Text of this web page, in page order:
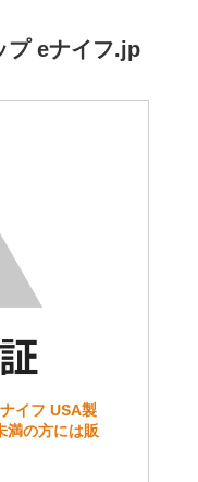
プ eナイフ.jp
イフ USA製
満の方には販